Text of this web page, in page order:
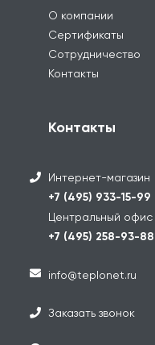
О компании
Сертификаты
Сотрудничество
Контакты
Контакты
Интернет-магазин
+7 (495) 933-15-99
Центральный офис
+7 (495) 258-93-88
info@teplonet.ru
Заказать звонок